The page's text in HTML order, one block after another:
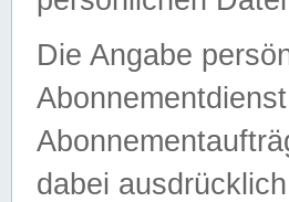
Die Angabe
dabei